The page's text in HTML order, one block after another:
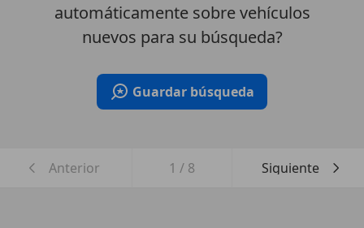
automáticamente sobre vehículos
nuevos para su búsqueda?
Guardar búsqueda
Anterior 1 / 8 Siguiente